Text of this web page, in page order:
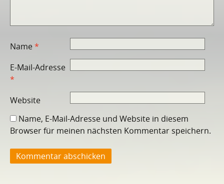
Name*
E-Mail-Adresse
*
Website
Name, E-Mail-Adresse und Website in diesem
Browser für meinen nächsten Kommentar speichern.